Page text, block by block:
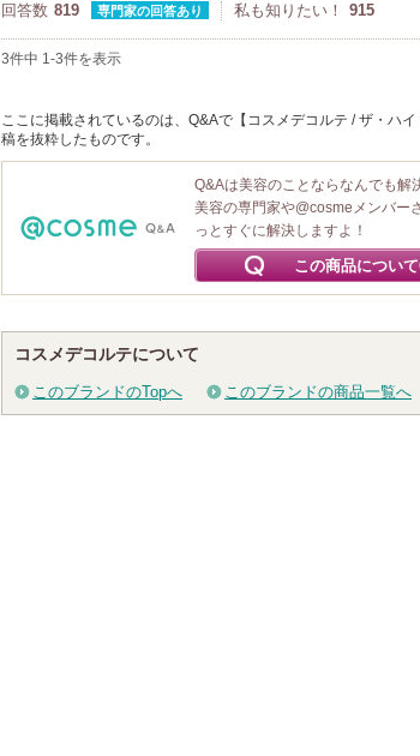
回答数 819 専門家の回答あり 私も知りたい！ 915
3件中 1-3件を表示
ここに掲載されているのは、Q&Aで【コスメデコルテ / ザ・ハ
稿を抜粋したものです。
Q&Aは美容のことならなんでも解
美容の専門家や@cosmeメンバー
っとすぐに解決しますよ！
この商品につい
コスメデコルテについて
このブランドのTopへ このブランドの商品一覧へ